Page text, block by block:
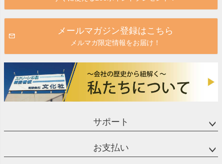
メールマガジン登録はこちら
メルマガ限定情報をお届け！
サポート
お支払い